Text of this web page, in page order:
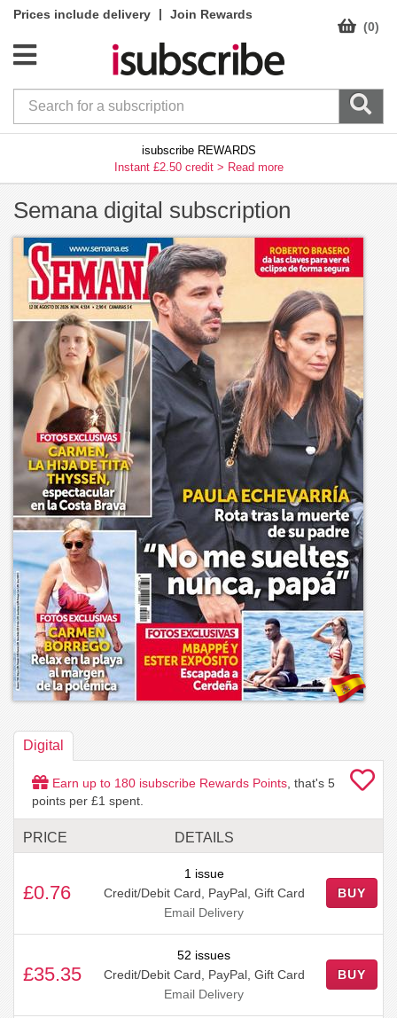
Prices include delivery |
Join Rewards
(0)
isubscribe REWARDS
Instant £2.50 credit > Read more
Semana digital subscription
Digital
Earn up to 180 isubscribe Rewards Points , that's 5
points per £1 spent.
PRICE DETAILS
£0.76
1 issue
Credit/Debit Card, PayPal, Gift Card
Email Delivery
BUY
£35.35
52 issues
Credit/Debit Card, PayPal, Gift Card
Email Delivery
BUY